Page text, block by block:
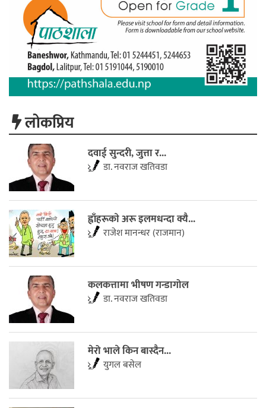
लाेकप्रिय
दवाई सुन्दरी, जुत्ता र...
डा. नवराज खतिवडा
ह्वाँहरूकाे अरू इलमधन्दा क्यै...
राजेश मानन्धर (राजमान)
कलकत्तामा भीषण गन्डागोल
डा. नवराज खतिवडा
मेरो भाले किन बास्दैन...
युगल बसेल